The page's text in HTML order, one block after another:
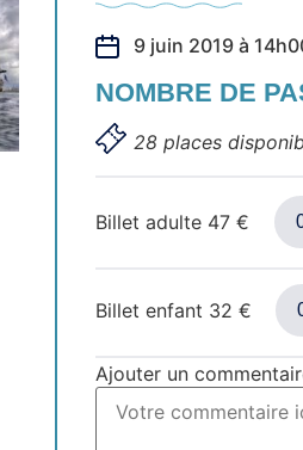
9 juin 2019 à
NOMBRE DE
28 places
Billet adulte 47 €
Billet enfant 32 €
Ajouter un